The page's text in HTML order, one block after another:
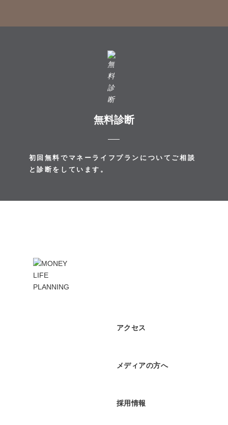
無料診断
初回無料でマネーライフプランについてご相談
と診断をしています。
アクセス
メディアの方へ
採用情報